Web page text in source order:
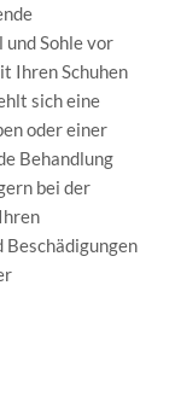
Sohle vor
Ihren Schuhen
sich eine
oder einer
Behandlung
bei der
Beschädigungen